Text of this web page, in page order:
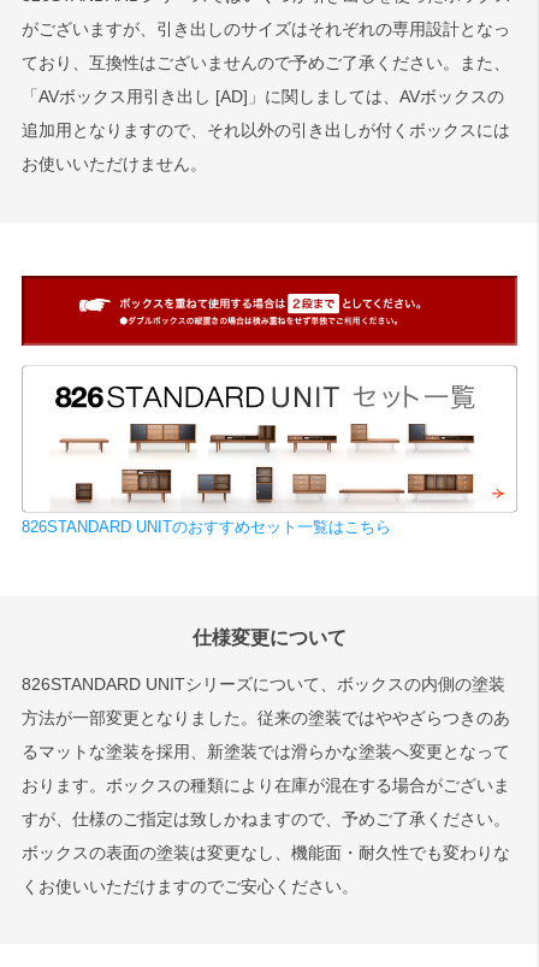
がございますが、引き出しのサイズはそれぞれの専用設計となっ
ており、互換性はございませんので予めご了承ください。また、
「AVボックス用引き出し [AD]」に関しましては、AVボックスの
追加用となりますので、それ以外の引き出しが付くボックスには
お使いいただけません。
826STANDARD UNITのおすすめセット一覧はこちら
仕様変更について
826STANDARD UNITシリーズについて、ボックスの内側の塗装
方法が一部変更となりました。従来の塗装ではややざらつきのあ
るマットな塗装を採用、新塗装では滑らかな塗装へ変更となって
おります。ボックスの種類により在庫が混在する場合がございま
すが、仕様のご指定は致しかねますので、予めご了承ください。
ボックスの表面の塗装は変更なし、機能面・耐久性でも変わりな
くお使いいただけますのでご安心ください。